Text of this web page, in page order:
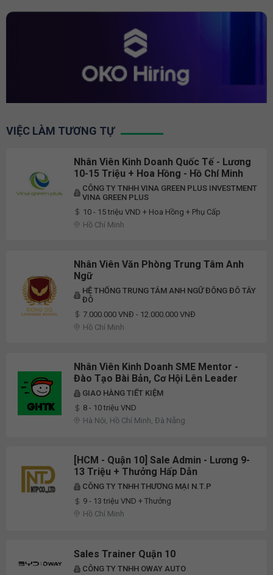
VIỆC LÀM TƯƠNG TỰ
Nhân Viên Kinh Doanh Quốc Tế - Lương
10-15 Triệu + Hoa Hồng - Hồ Chí Minh
CÔNG TY TNHH VINA GREEN PLUS INVESTMENT
VINA GREEN PLUS
10 - 15 triệu VND + Hoa Hồng + Phụ Cấp
Hồ Chí Minh
Nhân Viên Văn Phòng Trung Tâm Anh
Ngữ
HỆ THỐNG TRUNG TÂM ANH NGỮ ĐÔNG ĐÔ TÂY
ĐÔ
7.000.000 VNĐ - 12.000.000 VNĐ
Hồ Chí Minh
Nhân Viên Kinh Doanh SME Mentor -
Đào Tạo Bài Bản, Cơ Hội Lên Leader
GIAO HÀNG TIẾT KIỆM
8 - 10 triệu VND
Hà Nội, Hồ Chí Minh, Đà Nẵng
[HCM - Quận 10] Sale Admin - Lương 9-
13 Triệu + Thưởng Hấp Dẫn
CÔNG TY TNHH THƯƠNG MẠI N.T.P
9 - 13 triệu VND + Thưởng
Hồ Chí Minh
Sales Trainer Quận 10
CÔNG TY TNHH OWAY AUTO